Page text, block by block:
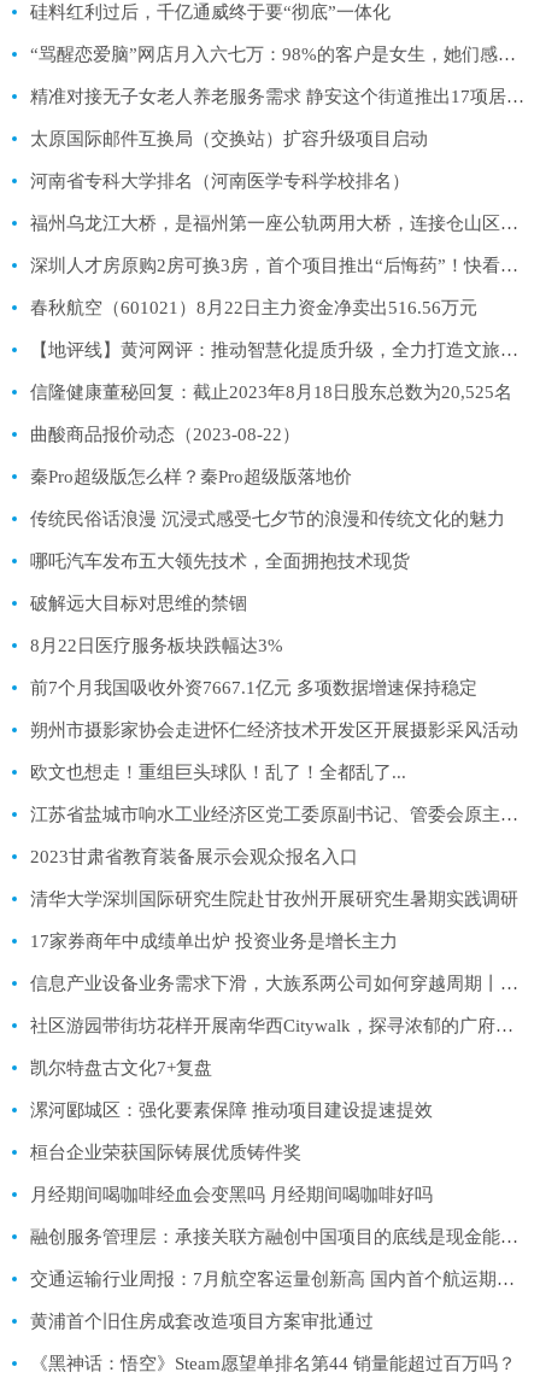
硅料红利过后，千亿通威终于要“彻底”一体化
“骂醒恋爱脑”网店月入六七万：98%的客户是女生，她们感情上容易卑微
精准对接无子女老人养老服务需求 静安这个街道推出17项居家养老菜单式服务
太原国际邮件互换局（交换站）扩容升级项目启动
河南省专科大学排名（河南医学专科学校排名）
福州乌龙江大桥，是福州第一座公轨两用大桥，连接仓山区与长乐区
深圳人才房原购2房可换3房，首个项目推出“后悔药”！快看规则
春秋航空（601021）8月22日主力资金净卖出516.56万元
【地评线】黄河网评：推动智慧化提质升级，全力打造文旅新标杆
信隆健康董秘回复：截止2023年8月18日股东总数为20,525名
曲酸商品报价动态（2023-08-22）
秦Pro超级版怎么样？秦Pro超级版落地价
传统民俗话浪漫 沉浸式感受七夕节的浪漫和传统文化的魅力
哪吒汽车发布五大领先技术，全面拥抱技术现货
破解远大目标对思维的禁锢
8月22日医疗服务板块跌幅达3%
前7个月我国吸收外资7667.1亿元 多项数据增速保持稳定
朔州市摄影家协会走进怀仁经济技术开发区开展摄影采风活动
欧文也想走！重组巨头球队！乱了！全都乱了...
江苏省盐城市响水工业经济区党工委原副书记、管委会原主任邵冬连接受审查调查
2023甘肃省教育装备展示会观众报名入口
清华大学深圳国际研究生院赴甘孜州开展研究生暑期实践调研
17家券商年中成绩单出炉 投资业务是增长主力
信息产业设备业务需求下滑，大族系两公司如何穿越周期丨深公司半年报
社区游园带街坊花样开展南华西Citywalk，探寻浓郁的广府市井风情
凯尔特盘古文化7+复盘
漯河郾城区：强化要素保障 推动项目建设提速提效
桓台企业荣获国际铸展优质铸件奖
月经期间喝咖啡经血会变黑吗 月经期间喝咖啡好吗
融创服务管理层：承接关联方融创中国项目的底线是现金能不能回收
交通运输行业周报：7月航空客运量创新高 国内首个航运期货上市
黄浦首个旧住房成套改造项目方案审批通过
《黑神话：悟空》Steam愿望单排名第44 销量能超过百万吗？